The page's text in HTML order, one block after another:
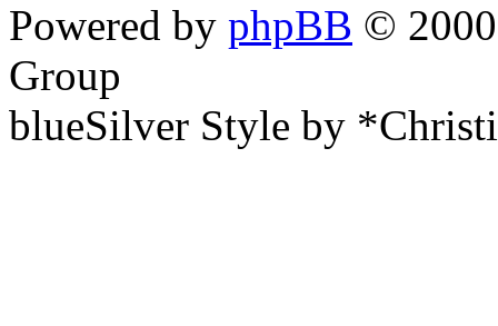
Powered by phpBB ©
Group
blueSilver Style by